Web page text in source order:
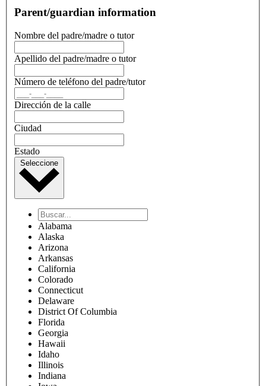
Parent/guardian information
Nombre del padre/madre o tutor
Apellido del padre/madre o tutor
Número de teléfono del padre/tutor
Dirección de la calle
Ciudad
Estado
Seleccione
Alabama
Alaska
Arizona
Arkansas
California
Colorado
Connecticut
Delaware
District Of Columbia
Florida
Georgia
Hawaii
Idaho
Illinois
Indiana